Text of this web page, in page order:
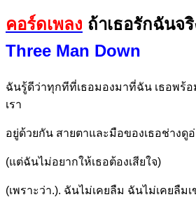
คอร์ดเพลง ถ้าเธอรักฉันจ
Three Man Down
ฉันรู้ดีว่าทุกทีที่เธอมองมาที่ฉัน เธอพร้
เรา
อยู่ด้วยกัน สายตาและมือของเธอช่างดู
(แต่ฉันไม่อยากให้เธอต้องเสียใจ)
(เพราะว่า.). ฉันไม่เคยลืม ฉันไม่เคยลืม